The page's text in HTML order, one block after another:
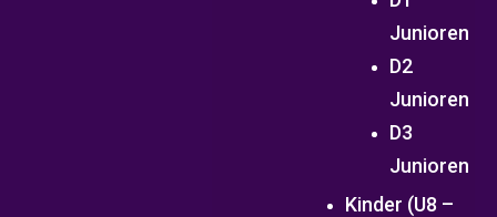
Junioren
D2
Junioren
D3
Junioren
Kinder (U8 –